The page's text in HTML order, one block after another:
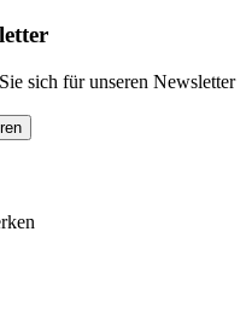
sich für unseren Newsletter